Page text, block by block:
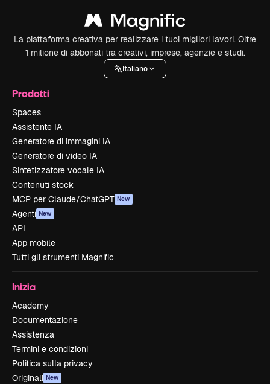
La piattaforma creativa per realizzare i tuoi migliori lavori. Oltre
1 milione di abbonati tra creativi, imprese, agenzie e studi.
Italiano
Prodotti
Spaces
Assistente IA
Generatore di immagini IA
Generatore di video IA
Sintetizzatore vocale IA
Contenuti stock
MCP per Claude/ChatGPT New
Agenti New
API
App mobile
Tutti gli strumenti Magnific
Inizia
Academy
Documentazione
Assistenza
Termini e condizioni
Politica sulla privacy
Originali New